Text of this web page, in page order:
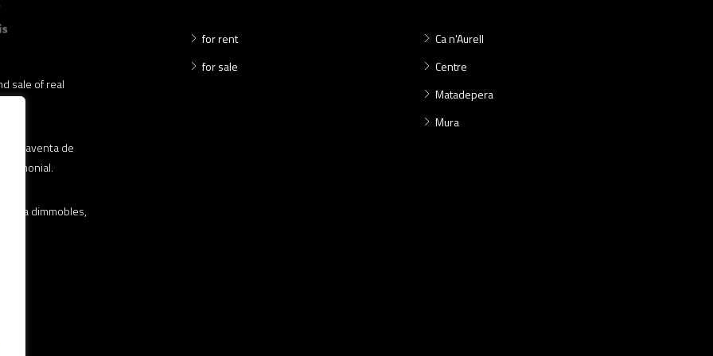
sale of real
de
dimmobles,
for rent
for sale
Ca n'Aurell
Centre
Matadepera
Mura